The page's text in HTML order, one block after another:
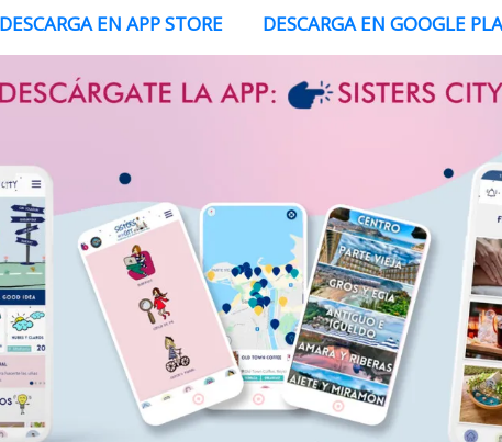
KM
DESCARGA EN APP STORE
DESCARGA EN GOOGLE